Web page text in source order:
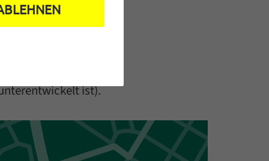
eine Verzahnung
als ehrenamtlich
ist).